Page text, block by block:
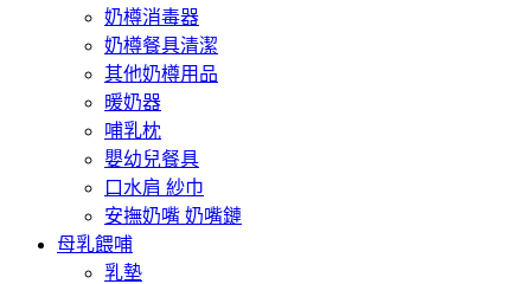
奶樽消毒器
奶樽餐具清潔
其他奶樽用品
暖奶器
哺乳枕
嬰幼兒餐具
口水肩 紗巾
安撫奶嘴 奶嘴鏈
母乳餵哺
乳墊